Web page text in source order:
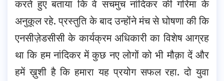
करते हुए बताया कि वे सचमुच नांदिकर की गरिमा के
अनुकूल रहे. प्रस्तुति के बाद उन्होंने मंच से घोषणा की कि
एनसीज़ेडसीसी के कार्यक्रम अधिकारी का विशेष आग्रह
था कि हम नांदिकर में कुछ नए लोगों को भी मौक़ा दें और
हमें ख़ुशी है कि हमारा यह प्रयोग सफल रहा. दो युवा